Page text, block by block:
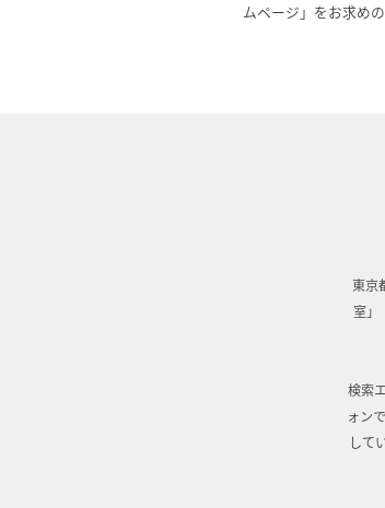
ムページ」をお求め
東京
室」
検索
ォン
して